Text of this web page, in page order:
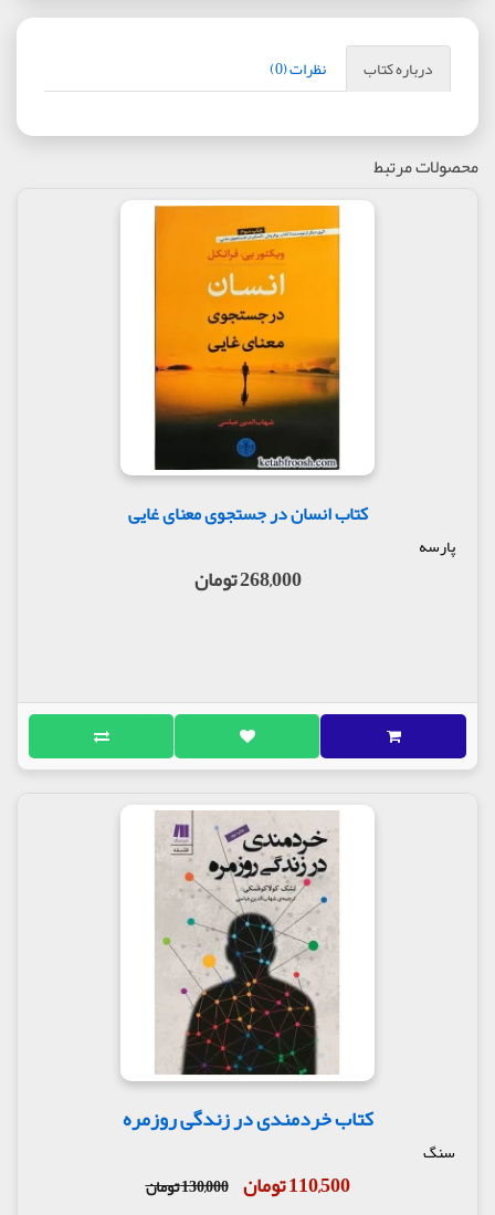
درباره کتاب نظرات (0)
محصولات مرتبط
کتاب انسان در جستجوی معنای غایی
پارسه
268,000 تومان
کتاب خردمندی در زندگی روزمره
سنگ
110,500 تومان 130,000 تومان